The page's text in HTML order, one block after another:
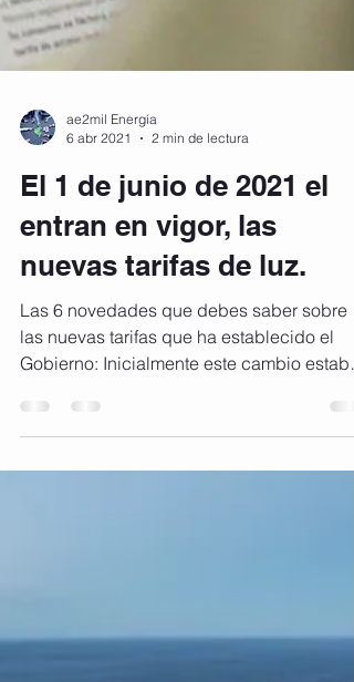
ae2mil Energía
El 1 de junio de 2021 el
entran en vigor, las
nuevas tarifas de luz.
las nuevas tarifas que ha establecido el
Gobierno: Inicialmente este cambio estaba